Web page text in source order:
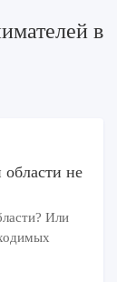
в
не
Или